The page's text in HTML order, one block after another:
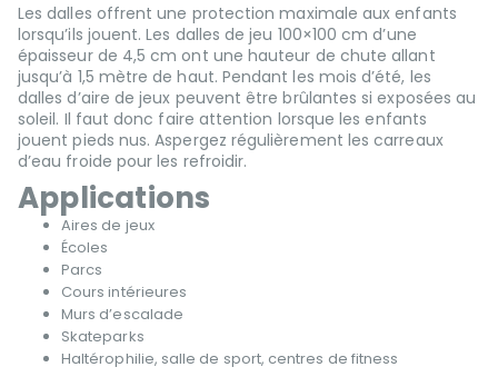
Les dalles offrent une protection maximale aux enfants
lorsqu’ils jouent. Les dalles de jeu 100×100 cm d’une
épaisseur de 4,5 cm ont une hauteur de chute allant
jusqu’à 1,5 mètre de haut. Pendant les mois d’été, les
dalles d’aire de jeux peuvent être brûlantes si exposées au
soleil. Il faut donc faire attention lorsque les enfants
jouent pieds nus. Aspergez régulièrement les carreaux
d’eau froide pour les refroidir.
Applications
Aires de jeux
Écoles
Parcs
Cours intérieures
Murs d’escalade
Skateparks
Haltérophilie, salle de sport, centres de fitness